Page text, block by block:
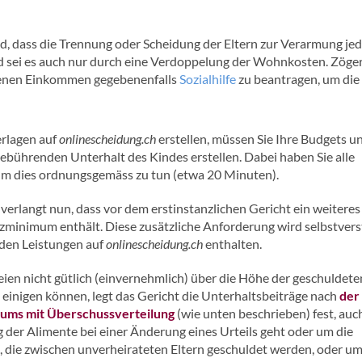
dass die Trennung oder Scheidung der Eltern zur Verarmung
es auch nur durch eine Verdoppelung der Wohnkosten.
Einkommen gegebenenfallsSozialhilfezu beantragen, um
aufonlinescheidung.cherstellen, müssen Sie Ihre Budgets
Unterhalt des Kindes erstellen. Dabei haben Sie alle
dies ordnungsgemäss zu tun (etwa 20 Minuten).
nun, dass vor dem erstinstanzlichen Gericht ein
enthält. Diese zusätzliche Anforderung wird
Leistungen aufonlinescheidung.chenthalten.
nicht gütlich (einvernehmlich) über die Höhe der
können, legt das Gericht die Unterhaltsbeiträge nach der
mit Überschussverteilung(wie unten beschrieben) fest,
der Alimente bei einer Änderung eines Urteils geht oder um die
zwischen unverheirateten Eltern geschuldet werden, oder